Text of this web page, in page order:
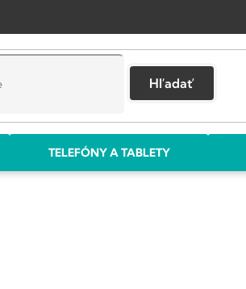
Hľadať
TELEFÓNY A TABLETY